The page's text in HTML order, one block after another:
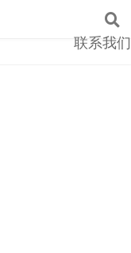
联系我们